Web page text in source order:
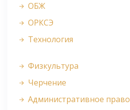
ОБЖ
ОРКСЭ
Технология
Физкультура
Черчение
Административное право